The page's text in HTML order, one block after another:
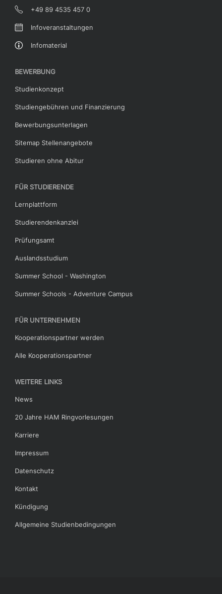
+49 89 4535 457 0
Infoveranstaltungen
Infomaterial
BEWERBUNG
Studienkonzept
Studiengebühren und Finanzierung
Bewerbungsunterlagen
Sitemap Stellenangebote
Studieren ohne Abitur
FÜR STUDIERENDE
Lernplattform
Studierendenkanzlei
Prüfungsamt
Auslandsstudium
Summer School - Washington
Summer Schools - Adventure Campus
FÜR UNTERNEHMEN
Kooperationspartner werden
Alle Kooperationspartner
WEITERE LINKS
News
20 Jahre HAM Ringvorlesungen
Karriere
Impressum
Datenschutz
Kontakt
Kündigung
Allgemeine Studienbedingungen